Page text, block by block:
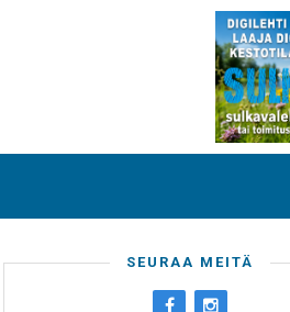
SEURAA MEITÄ